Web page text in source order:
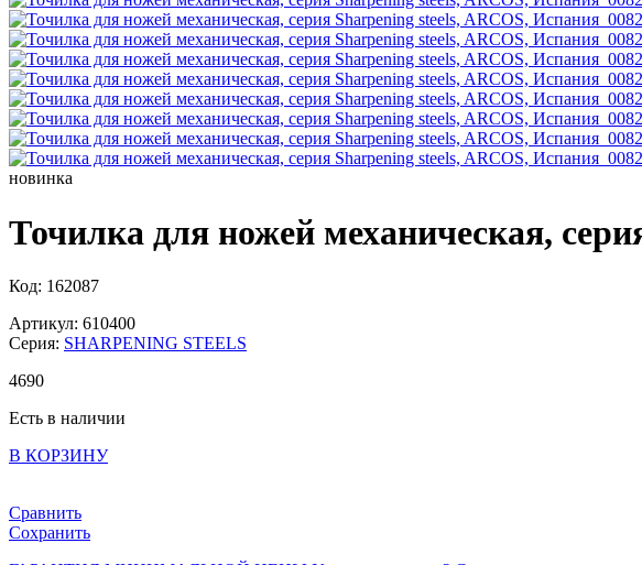
новинка
Точилка для ножей механическая,
Код: 162087
Артикул: 610400
Серия: SHARPENING STEELS
4690
Есть в наличии
В КОРЗИНУ
Сравнить
Сохранить